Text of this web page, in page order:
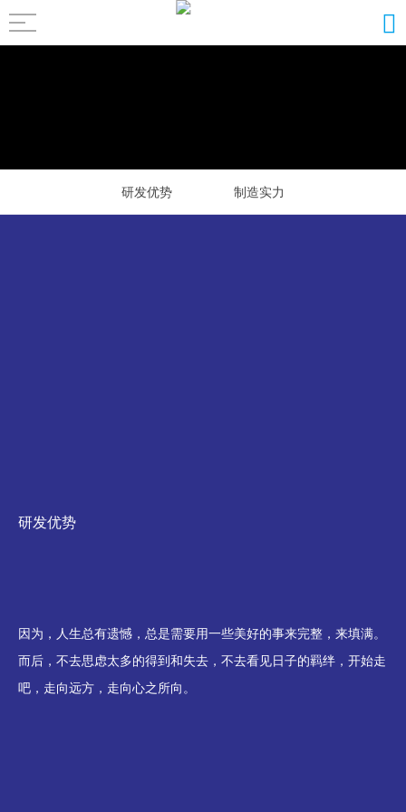
研发优势 制造实力
研发优势
因为，人生总有遗憾，总是需要用一些美好的事来完整，来填满。
而后，不去思虑太多的得到和失去，不去看见日子的羁绊，开始走
吧，走向远方，走向心之所向。